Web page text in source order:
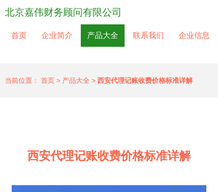
北京嘉伟财务顾问有限公司
首页 企业简介 产品大全 联系我们 企业信息
当前位置： 首页 > 产品大全 > 西安代理记账收费价格标准详解
西安代理记账收费价格标准详解